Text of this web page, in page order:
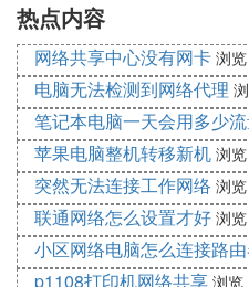
热点内容
网络共享中心没有网卡 浏
电脑无法检测到网络代理
笔记本电脑一天会用多少
苹果电脑整机转移新机 浏
突然无法连接工作网络 浏
联通网络怎么设置才好 浏
小区网络电脑怎么连接路
p1108打印机网络共享 浏览